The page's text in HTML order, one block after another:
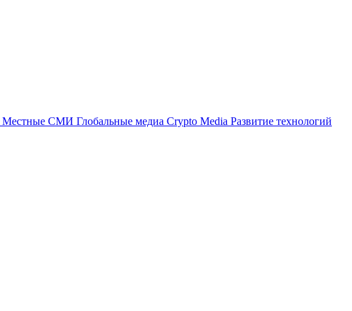
Местные СМИ Глобальные медиа Crypto Media Развитие технологий